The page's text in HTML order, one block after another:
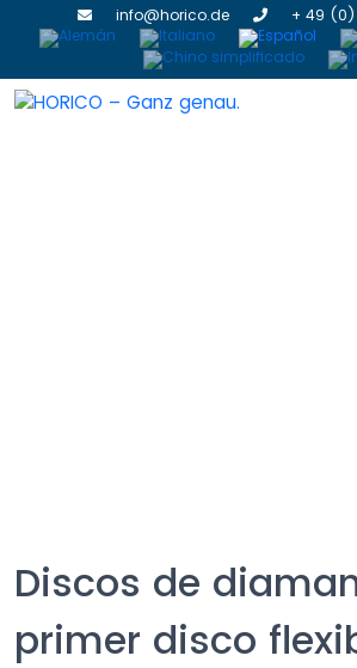
info@horico.de + 49 (0)
Discos de
primer disco